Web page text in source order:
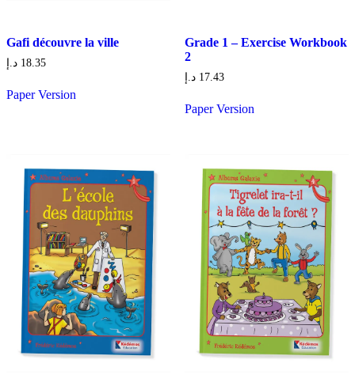
Gafi découvre la ville
18.35 د.إ
Paper Version
Grade 1 – Exercise Workbook
2
17.43 د.إ
Paper Version